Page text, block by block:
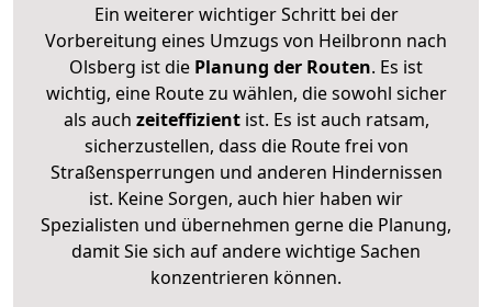
Ein weiterer wichtiger Schritt bei der
Vorbereitung eines Umzugs von Heilbronn nach
Olsberg ist die Planung der Routen. Es ist
wichtig, eine Route zu wählen, die sowohl sicher
als auch zeiteffizientist. Es ist auch ratsam,
sicherzustellen, dass die Route frei von
Straßensperrungen und anderen Hindernissen
ist. Keine Sorgen, auch hier haben wir
Spezialisten und übernehmen gerne die Planung,
damit Sie sich auf andere wichtige Sachen
konzentrieren können.